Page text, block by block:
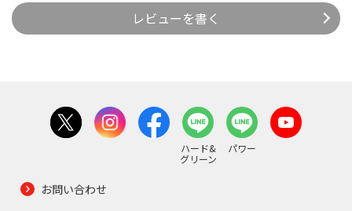
レビューを書く
ハード&
グリーン
パワー
お問い合わせ